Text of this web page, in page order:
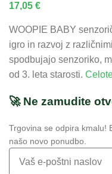
17,05 €
WOOPIE BABY
igro in razvoj z
spodbujajo senzoriko,
od 3. leta starosti.
🚀 Ne zamudite
Trgovina se odpira kmalu!
našo novo ponudbo.